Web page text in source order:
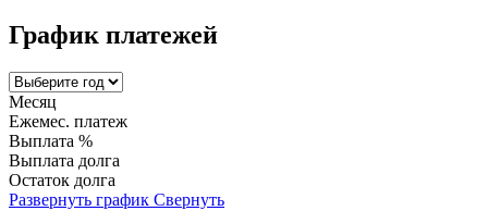
График платежей
Месяц
Ежемес. платеж
Выплата %
Выплата долга
Остаток долга
Развернуть график Свернуть